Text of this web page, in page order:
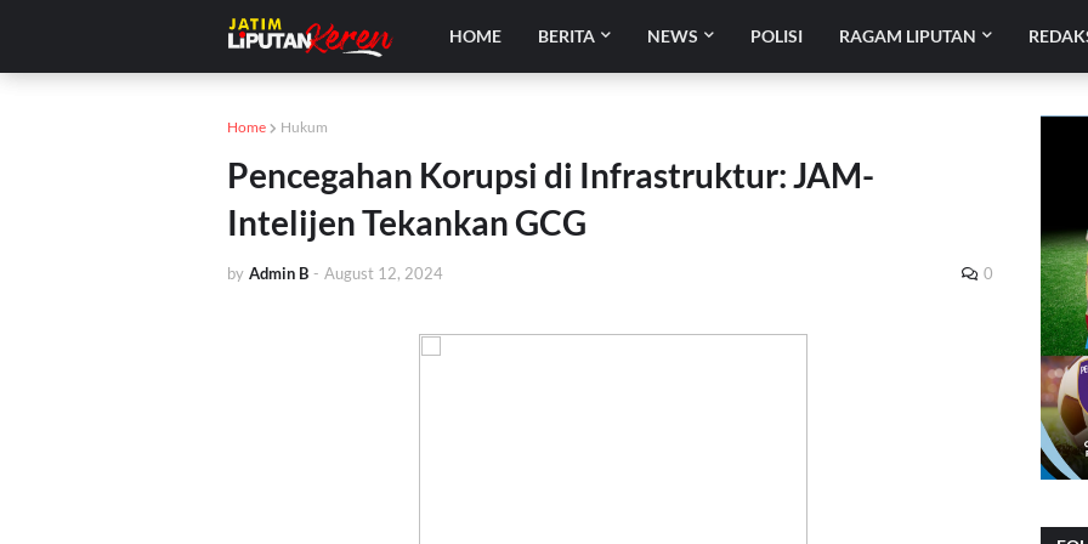
HOME BERITA NEWS POLISI RAGAM LIPUTAN
Home Hukum
Pencegahan Korupsi di Infrastruktur: JAM-
Intelijen Tekankan GCG
by Admin B - August 12, 2024 0